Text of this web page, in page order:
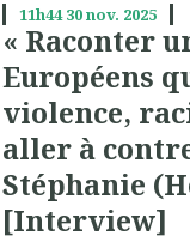
11h44 30nov. 2025
« Raconter
Européens
violence,
aller à
Stéphanie
[Interview]